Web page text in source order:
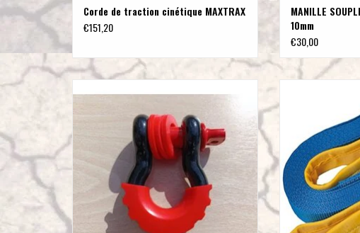
Corde de traction cinétique MAXTRAX
€151,20
MANILLE
10mm
€30,00
AJOUTER AU PANIER
Sangle de